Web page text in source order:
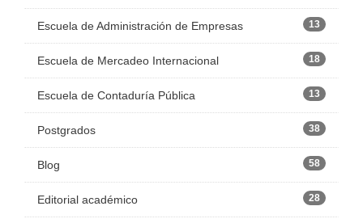
Escuela de Administración de Empresas 13
Escuela de Mercadeo Internacional 18
Escuela de Contaduría Pública 13
Postgrados 38
Blog 58
Editorial académico 28